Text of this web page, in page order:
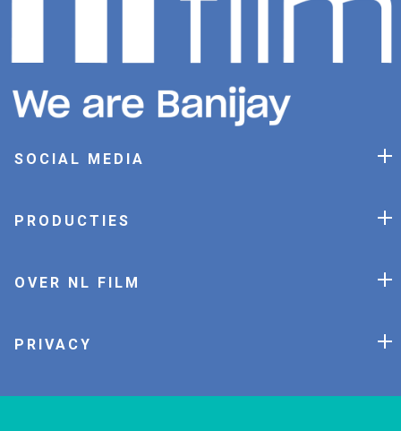
SOCIAL MEDIA
PRODUCTIES
OVER NL FILM
PRIVACY